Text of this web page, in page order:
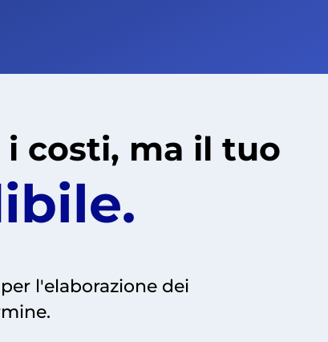
costi, ma il tuo
l'elaborazione dei